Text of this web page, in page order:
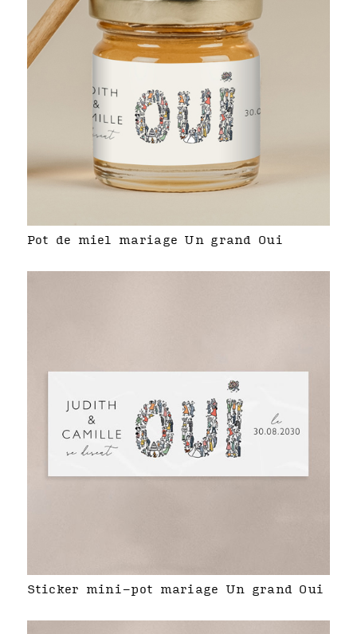
Pot de miel mariage Un grand Oui
Sticker mini-pot mariage Un grand Oui